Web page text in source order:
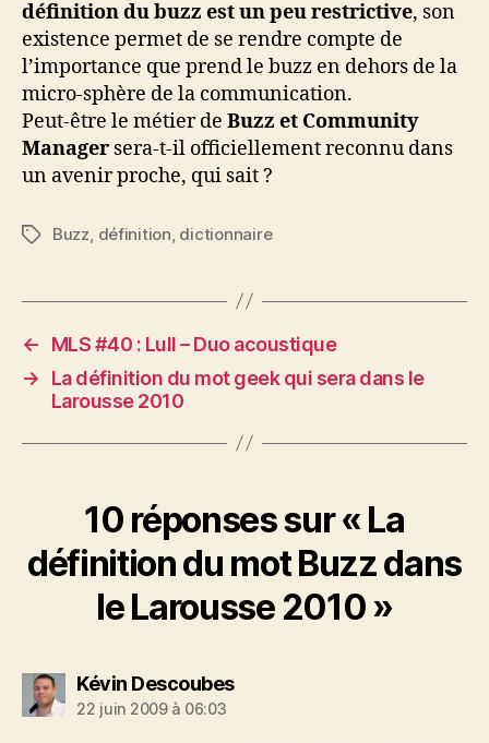
définition du buzz est un peu restrictive, son
existence permet de se rendre compte de
l’importance que prend le buzz en dehors de la
micro-sphère de la communication.
Peut-être le métier de Buzz et Community
Manager sera-t-il officiellement reconnu dans
un avenir proche, qui sait ?
Étiquettes
Buzz définition dictionnaire
←
MLS #40 : Lull – Duo acoustique
→
La définition du mot geek qui sera dans le
Larousse 2010
10 réponses sur « La
définition du mot Buzz dans
le Larousse 2010 »
Kévin Descoubesdit :
22 juin 2009 à 06:03